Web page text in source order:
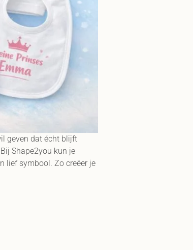
geven dat écht blijft
Shape2you kun je
lief symbool. Zo creëer je